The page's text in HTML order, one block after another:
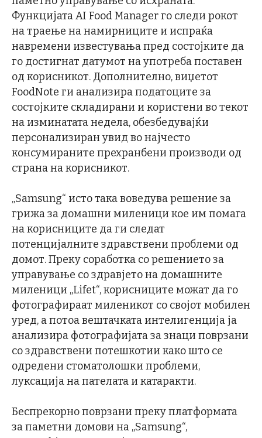
Функцијата AI Food Manager го следи рокот
на траење на намирниците и испраќа
навремени известувања пред состојките да
го достигнат датумот на употреба поставен
од корисникот. Дополнително, виџетот
FoodNote ги анализира податоците за
состојките складирани и користени во текот
на изминатата недела, обезбедувајќи
персонализиран увид во најчесто
консумираните прехранбени производи од
страна на корисникот.
„Samsung“ исто така воведува решение за
грижа за домашни миленици кое им помага
на корисниците да ги следат
потенцијалните здравствени проблеми од
домот. Преку соработка со решението за
управување со здравјето на домашните
миленици „Lifet“, корисниците можат да го
фотографираат миленикот со својот мобилен
уред, а потоа вештачката интелигенција ја
анализира фотографијата за знаци поврзани
со здравствени потешкотии како што се
одредени стоматолошки проблеми,
луксација на пателата и катаракти.
Беспрекорно поврзани преку платформата
за паметни домови на „Samsung“,